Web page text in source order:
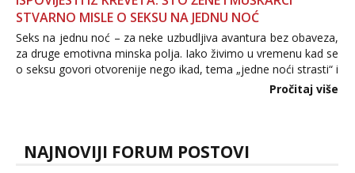
STVARNO MISLE O SEKSU NA JEDNU NOĆ
Seks na jednu noć – za neke uzbudljiva avantura bez obaveza,
za druge emotivna minska polja. Iako živimo u vremenu kad se
o seksu govori otvorenije nego ikad, tema „jedne noći strasti“ i
dalje izaziva burne rasprave. Što zapravo misle žene, a što
Pročitaj više
NAJNOVIJI FORUM POSTOVI